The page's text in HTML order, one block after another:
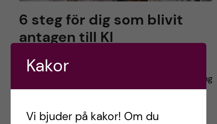
6 steg för dig som blivit
antagen till KI
Idag kom antagningsbeskedet för VT24. Stort
grattis till dig som blivit antagen till en utbildning
kommer fortfarande ihåg dagen jag […]
Kakor
Vi bjuder på kakor! Om du